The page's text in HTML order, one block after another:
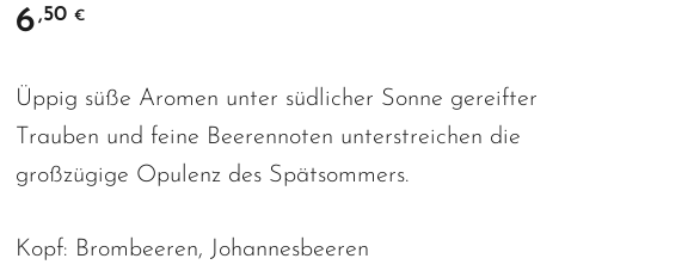
6,50 €
Üppig süße Aromen unter südlicher Sonne gereifter
Trauben und feine Beerennoten unterstreichen die
großzügige Opulenz des Spätsommers.
Kopf: Brombeeren, Johannesbeeren